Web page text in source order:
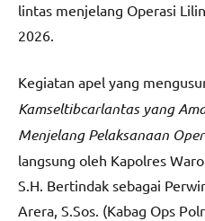
lintas menjelang Operasi
2026.
Kegiatan apel yang
Kamseltibcarlantas yang
Menjelang Pelaksanaan
langsung oleh Kapolres
S.H. Bertindak sebagai
Arera, S.Sos. (Kabag Ops